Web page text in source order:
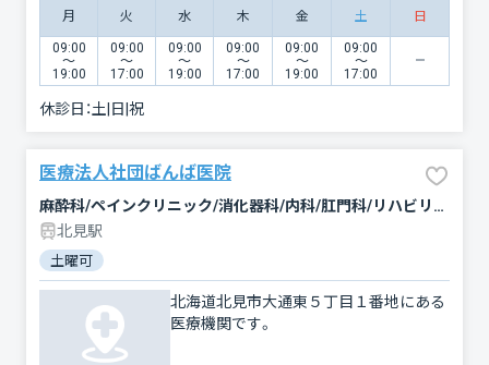
月 火 水 木 金 土 日
09:00
〜
19:00
09:00
〜
17:00
09:00
〜
19:00
09:00
〜
17:00
09:00
〜
19:00
09:00
〜
17:00
休診日：土|日|祝
医療法人社団ばんば医院
麻酔科/ペインクリニック/消化器科/内科/肛門科/リハビリテーション
北見駅
土曜可
北海道北見市大通東５丁目１番地にある
医療機関です。